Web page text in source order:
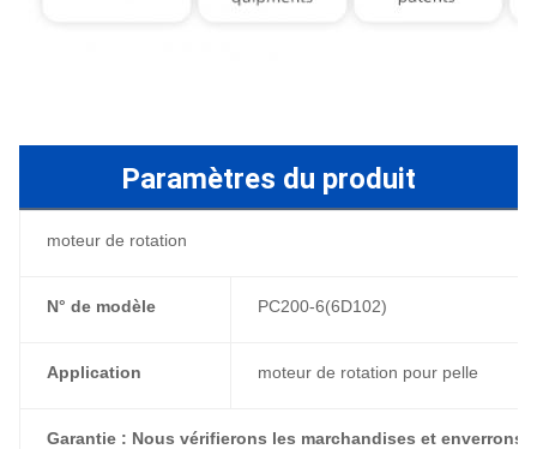
Paramètres du produit
moteur de rotation
N° de modèle PC200-6(6D102)
Application moteur de rotation pour pelle
Garantie : Nous vérifierons les marchandises et enverrons